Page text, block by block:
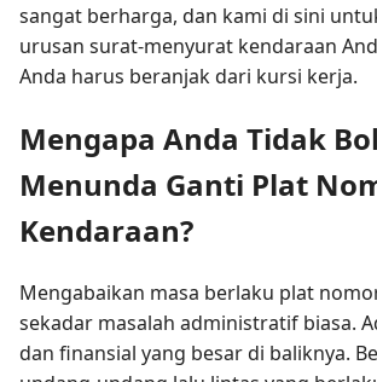
sangat berharga, dan kami di sini
urusan surat-menyurat kendaraan
Anda harus beranjak dari kursi kerja.
Mengapa Anda Tidak
Menunda Ganti Plat
Kendaraan?
Mengabaikan masa berlaku plat
sekadar masalah administratif biasa.
dan finansial yang besar di baliknya.